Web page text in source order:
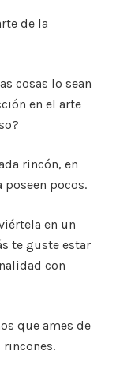
de la
cosas lo sean
en el arte
rincón, en
poseen pocos.
en un
te guste estar
con
que ames de